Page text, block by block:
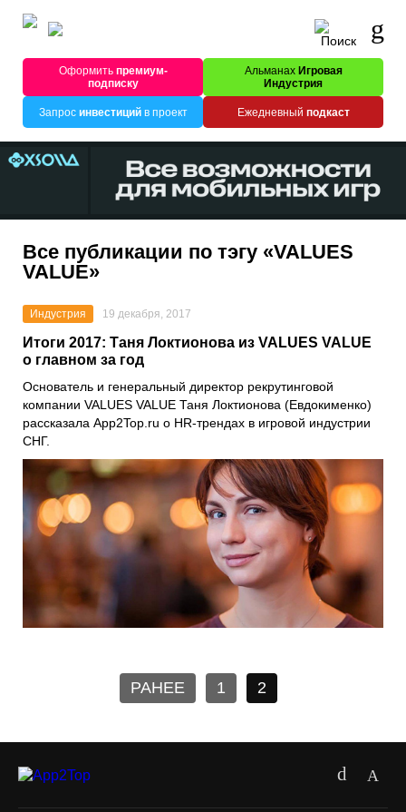
Оформитьпремиум-
подписку
Альманах Игровая
Индустрия
Запрос инвестицийв проект Ежедневный подкаст
Все публикации по тэгу «VALUES
VALUE»
Индустрия 19 декабря, 2017
Итоги 2017: Таня Локтионова из VALUES VALUE
о главном за год
Основатель и генеральный директор рекрутинговой
компании VALUES VALUE Таня Локтионова (Евдокименко)
рассказала App2Top.ru о HR-трендах в игровой индустрии
СНГ.
РАНЕЕ 1 2